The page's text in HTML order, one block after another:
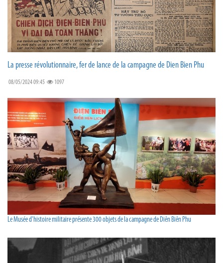
La presse révolutionnaire, fer de lance de la campagne de Dien Bien Phu
08/05/2024 09:45 1097
Le Musée d'histoire militaire présente 300 objets de la campagne de Diên Biên Phu